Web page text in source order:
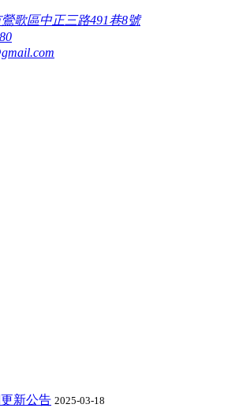
歌區中正三路491巷8號
新公告 2025-03-18